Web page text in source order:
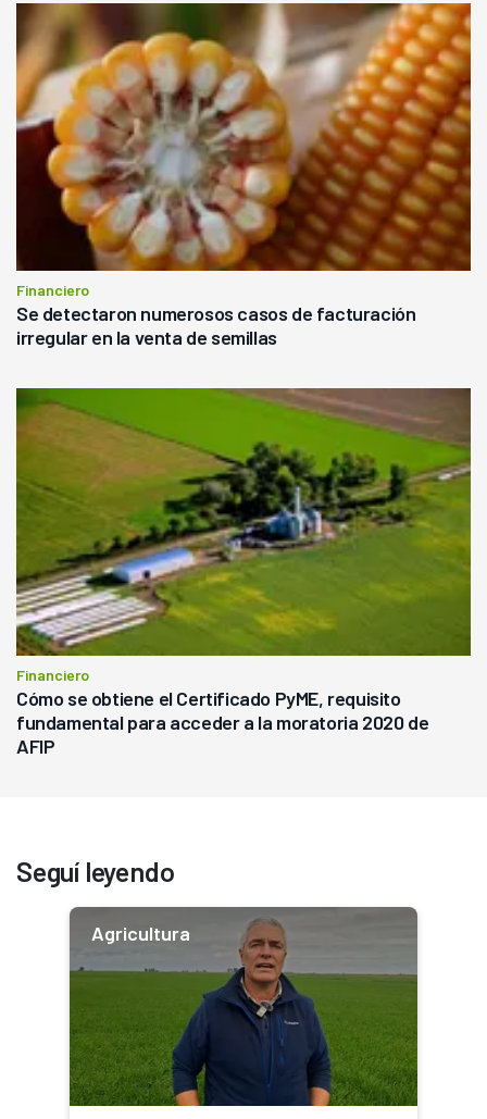
Financiero
Se detectaron numerosos casos de facturación
irregular en la venta de semillas
Financiero
Cómo se obtiene el Certificado PyME, requisito
fundamental para acceder a la moratoria 2020 de
AFIP
Seguí leyendo
Agricultura